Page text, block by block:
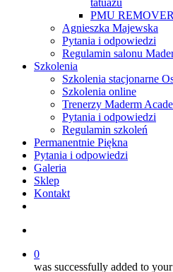
tatuażu
PMU REMOVER
Agnieszka Majewska
Pytania i odpowiedzi
Regulamin salonu
Szkolenia
Szkolenia stacjonarne
Szkolenia online
Trenerzy Maderm
Pytania i odpowiedzi
Regulamin szkoleń
Permanentnie Piękna
Pytania i odpowiedzi
Galeria
Sklep
Kontakt
0
was successfully added to